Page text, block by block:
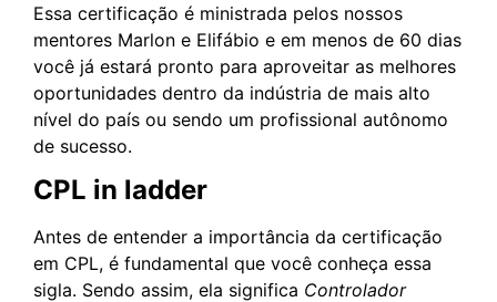
Essa certificação é ministrada pelos nossos
mentores Marlon e Elifábio e em menos de 60 dias
você já estará pronto para aproveitar as melhores
oportunidades dentro da indústria de mais alto
nível do país ou sendo um profissional autônomo
de sucesso.
CPL in ladder
Antes de entender a importância da certificação
em CPL, é fundamental que você conheça essa
sigla. Sendo assim, ela significa Controlador